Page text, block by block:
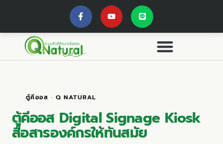
ตู้คีออส · Q NATURAL
ตู้คีออส Digital Signage Kiosk
สื่อสารองค์กรให้ทันสมัย